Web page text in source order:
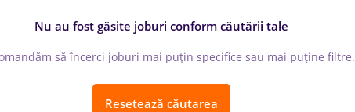
Nu au fost găsite joburi conform căutării tale
să încerci joburi mai puțin specifice sau mai puține filtre.
Resetează căutarea